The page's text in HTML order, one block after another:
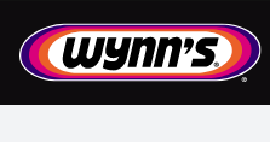
content